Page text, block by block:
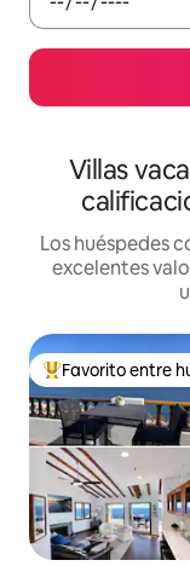
Villas
Los huéspedes
excelentes
Favorito entre
Favorito entre